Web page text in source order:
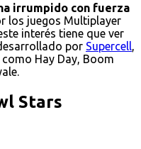
irrumpido con fuerza
los juegos Multiplayer
interés tiene que ver
por Supercell,
Hay Day, Boom
Stars